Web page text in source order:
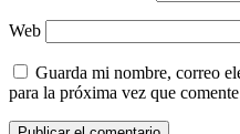
Web
Guarda mi nombre, correo
para la próxima vez que